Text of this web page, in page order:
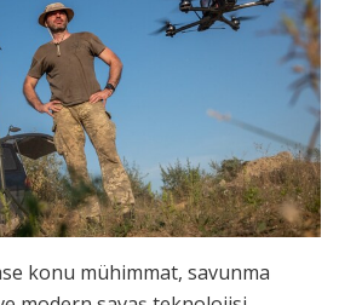
konu mühimmat, savunma